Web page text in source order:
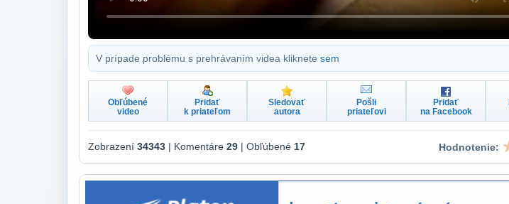
V prípade problému s prehrávaním videa kliknete sem
Obľúbené
video
Pridať
k priateľom
Sledovať
autora
Pošli
priateľovi
Pridať
na Facebook
Zobrazení 34343 | Komentáre 29 | Obľúbené 17 Hodnotenie: